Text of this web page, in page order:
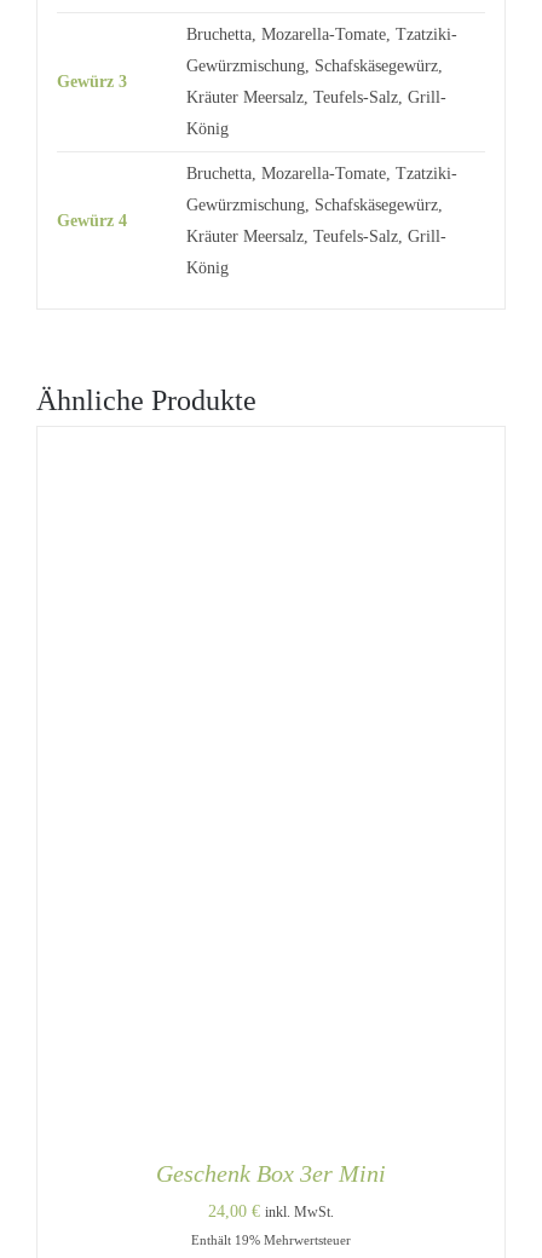
Gewürz 3
Bruchetta, Mozarella-Tomate, Tzatziki-
Gewürzmischung, Schafskäsegewürz,
Kräuter Meersalz, Teufels-Salz, Grill-
König
Gewürz 4
Bruchetta, Mozarella-Tomate, Tzatziki-
Gewürzmischung, Schafskäsegewürz,
Kräuter Meersalz, Teufels-Salz, Grill-
König
Ähnliche Produkte
Geschenk Box 3er Mini
24,00 € inkl. MwSt.
Enthält 19% Mehrwertsteuer